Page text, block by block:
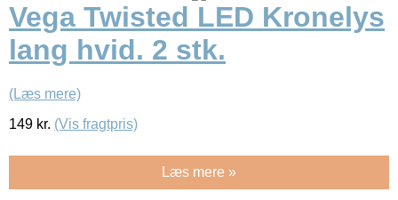
Vega Twisted LED Kronelys
lang hvid. 2 stk.
(Læs mere)
149 kr. (Vis fragtpris)
Læs mere »